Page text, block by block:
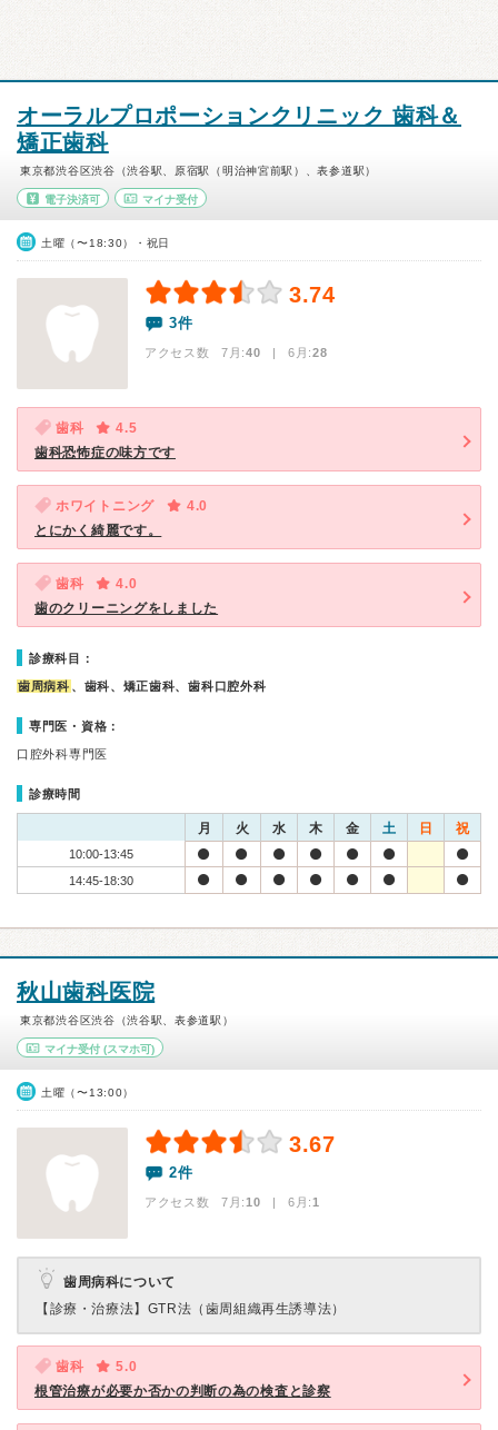
オーラルプロポーションクリニック 歯科＆
矯正歯科
東京都渋谷区渋谷（渋谷駅、原宿駅（明治神宮前駅）、表参道駅）
電子決済可 マイナ受付
土曜（〜18:30）・祝日
3.74
3件
アクセス数 7月:40 | 6月:28
歯科
4.5
歯科恐怖症の味方です
ホワイトニング
4.0
とにかく綺麗です。
歯科
4.0
歯のクリーニングをしました
診療科目：
歯周病科 、歯科、矯正歯科、歯科口腔外科
専門医・資格：
口腔外科専門医
診療時間
月 火 水 木 金 土 日 祝
10:00-13:45
14:45-18:30
秋山歯科医院
東京都渋谷区渋谷（渋谷駅、表参道駅）
マイナ受付 (スマホ可)
土曜（〜13:00）
3.67
2件
アクセス数 7月:10 | 6月:1
歯周病科について
【診療・治療法】 GTR法（歯周組織再生誘導法）
歯科
5.0
根管治療が必要か否かの判断の為の検査と診察